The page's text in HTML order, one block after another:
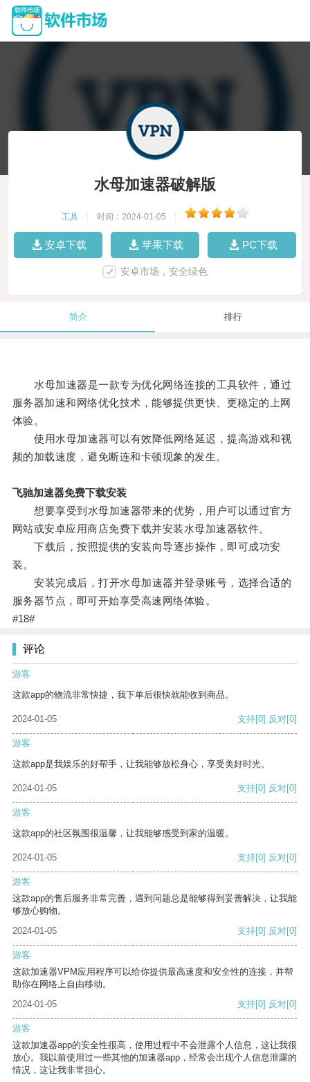
水母加速器破解版
工具 时间：2024-01-05
安卓下载 苹果下载 PC下载
安卓市场，安全绿色
简介 排行
水母加速器是一款专为优化网络连接的工具软件，通过
服务器加速和网络优化技术，能够提供更快、更稳定的上网
体验。
使用水母加速器可以有效降低网络延迟，提高游戏和视
频的加载速度，避免断连和卡顿现象的发生。
飞驰加速器免费下载安装
想要享受到水母加速器带来的优势，用户可以通过官方
网站或安卓应用商店免费下载并安装水母加速器软件。
下载后，按照提供的安装向导逐步操作，即可成功安
装。
安装完成后，打开水母加速器并登录账号，选择合适的
服务器节点，即可开始享受高速网络体验。
#18#
评论
游客
这款app的物流非常快捷，我下单后很快就能收到商品。
2024-01-05 支持[0] 反对[0]
游客
这款app是我娱乐的好帮手，让我能够放松身心，享受美好时光。
2024-01-05 支持[0] 反对[0]
游客
这款app的社区氛围很温馨，让我能够感受到家的温暖。
2024-01-05 支持[0] 反对[0]
游客
这款app的售后服务非常完善，遇到问题总是能够得到妥善解决，让我能
够放心购物。
2024-01-05
支持[0] 反对[0]
游客
这款加速器VPM应用程序可以给你提供最高速度和安全性的连接，并帮
助你在网络上自由移动。
2024-01-05
支持[0] 反对[0]
游客
这款加速器app的安全性很高，使用过程中不会泄露个人信息，这让我很
放心。我以前使用过一些其他的加速器app，经常会出现个人信息泄露的
情况，这让我非常担心。